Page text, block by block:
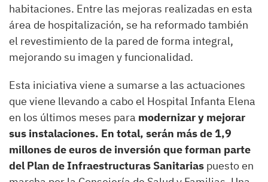
habitaciones. Entre las mejoras realizadas en esta
área de hospitalización, se ha reformado también
el revestimiento de la pared de forma integral,
mejorando su imagen y funcionalidad.
Esta iniciativa viene a sumarse a las actuaciones
que viene llevando a cabo el Hospital Infanta Elena
en los últimos meses para modernizar y mejorar
sus instalaciones. En total, serán más de 1,9
millones de euros de inversión que forman parte
del Plan de Infraestructuras Sanitarias puesto en